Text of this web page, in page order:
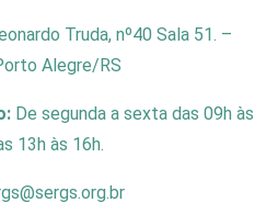
Truda, nº40 Sala 51. –
Alegre/RS
De segunda a sexta das 09h às
13h às 16h.